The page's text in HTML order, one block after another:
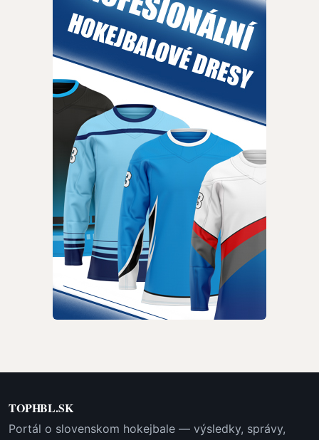
TOPHBL.SK
Portál o slovenskom hokejbale — výsledky, správy,